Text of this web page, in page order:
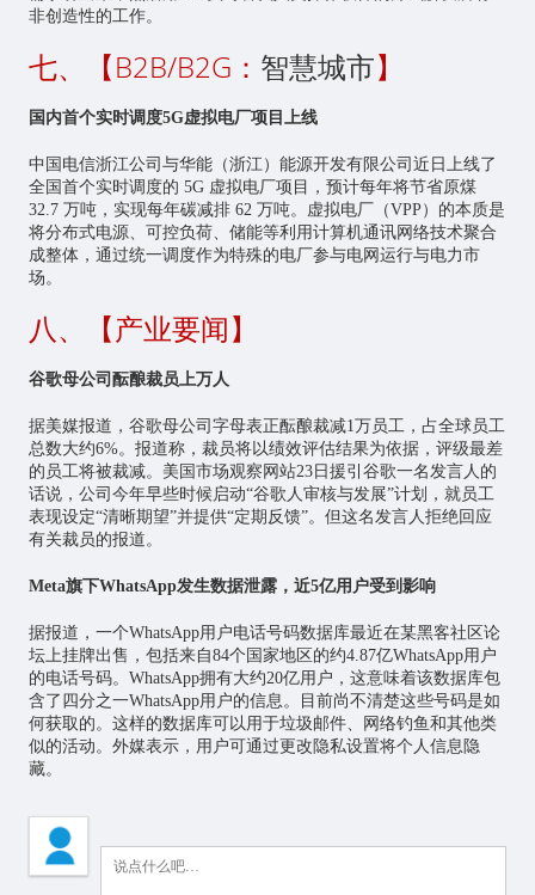
非创造性的工作。
七、【B2B/B2G： 智慧城市】
国内首个实时调度5G虚拟电厂项目上线
中国电信浙江公司与华能（浙江）能源开发有限公司近日上线了
全国首个实时调度的 5G 虚拟电厂项目，预计每年将节省原煤
32.7 万吨，实现每年碳减排 62 万吨。虚拟电厂（VPP）的本质是
将分布式电源、可控负荷、储能等利用计算机通讯网络技术聚合
成整体，通过统一调度作为特殊的电厂参与电网运行与电力市
场。
八、【产业要闻】
谷歌母公司酝酿裁员上万人
据美媒报道，谷歌母公司字母表正酝酿裁减1万员工，占全球员工
总数大约6%。报道称，裁员将以绩效评估结果为依据，评级最差
的员工将被裁减。美国市场观察网站23日援引谷歌一名发言人的
话说，公司今年早些时候启动“谷歌人审核与发展”计划，就员工
表现设定“清晰期望”并提供“定期反馈”。但这名发言人拒绝回应
有关裁员的报道。
Meta旗下WhatsApp发生数据泄露，近5亿用户受到影响
据报道，一个WhatsApp用户电话号码数据库最近在某黑客社区论
坛上挂牌出售，包括来自84个国家地区的约4.87亿WhatsApp用户
的电话号码。WhatsApp拥有大约20亿用户，这意味着该数据库包
含了四分之一WhatsApp用户的信息。目前尚不清楚这些号码是如
何获取的。这样的数据库可以用于垃圾邮件、网络钓鱼和其他类
似的活动。外媒表示，用户可通过更改隐私设置将个人信息隐
藏。